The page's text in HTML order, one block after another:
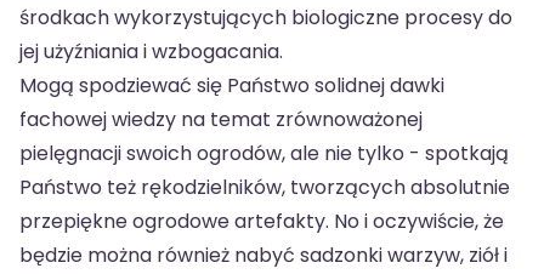
środkach wykorzystujących biologiczne procesy do
jej użyźniania i wzbogacania.
Mogą spodziewać się Państwo solidnej dawki
fachowej wiedzy na temat zrównoważonej
pielęgnacji swoich ogrodów, ale nie tylko - spotkają
Państwo też rękodzielników, tworzących absolutnie
przepiękne ogrodowe artefakty. No i oczywiście, że
będzie można również nabyć sadzonki warzyw, ziół i